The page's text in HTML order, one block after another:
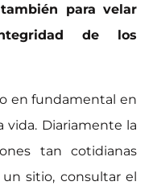
para velar
de los
en fundamental en
vida. Diariamente la
tan cotidianas
sitio, consultar el